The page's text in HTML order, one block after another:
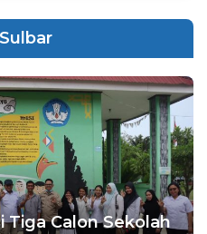
Tiga Calon Sekolah